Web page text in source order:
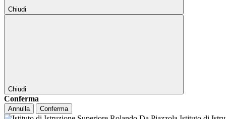
Chiudi
Chiudi
Conferma
Annulla Conferma